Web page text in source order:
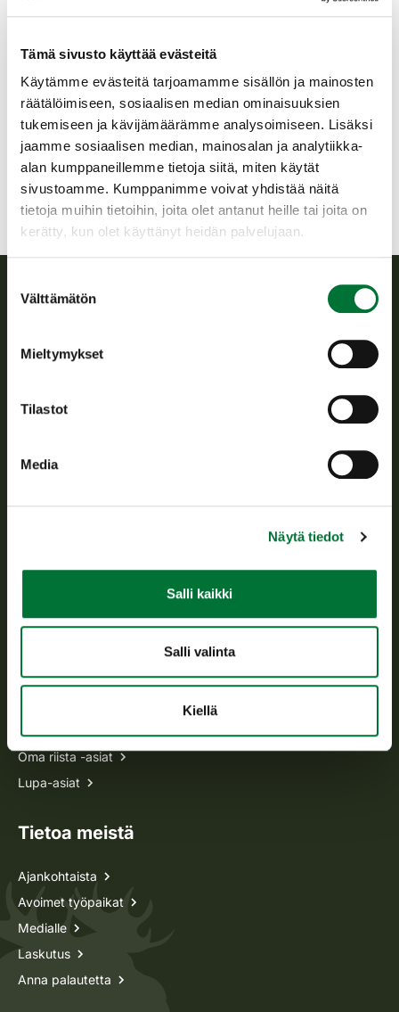
Tämä sivusto käyttää evästeitä
Käytämme evästeitä tarjoamamme sisällön ja mainosten
räätälöimiseen, sosiaalisen median ominaisuuksien
tukemiseen ja kävijämäärämme analysoimiseen. Lisäksi
jaamme sosiaalisen median, mainosalan ja analytiikka-
alan kumppaneillemme tietoja siitä, miten käytät
sivustoamme. Kumppanimme voivat yhdistää näitä
tietoja muihin tietoihin, joita olet antanut heille tai joita on
kerätty, kun olet käyttänyt heidän palvelujaan.
valinta
Välttämätön
Mieltymykset
Tilastot
Media
Näytä tiedot
Salli kaikki
Salli valinta
Kiellä
Maksu 20€/suorituskerta
Lempäälän seudun
riistanhoitoyhdistys
Pohjois-Häme
0440624642
lempaala@rhy.riista.fi
Suomen riistakeskus edistää kestävää riistataloutta, tukee
toimeenpanosta sekä vastaa sille säädetyistä julkisista
hallintotehtävistä.
Asiakaspalvelu
p. 029 431 2001
Usein kysytyt kysymykset
Kaikki yhteystiedot
Metsästyskortti-asiat
Oma riista -asiat
Lupa-asiat
Tietoa meistä
Ajankohtaista
Avoimet työpaikat
Medialle
Laskutus
Anna palautetta